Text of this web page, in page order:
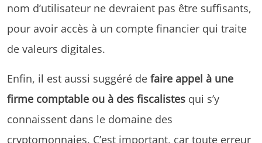
nom d’utilisateur ne devraient pas être suffisants,
pour avoir accès à un compte financier qui traite
de valeurs digitales.
Enfin, il est aussi suggéré de faire appel à une
firme comptable ou à des fiscalistes qui s’y
connaissent dans le domaine des
cryptomonnaies. C’est important, car toute erreur